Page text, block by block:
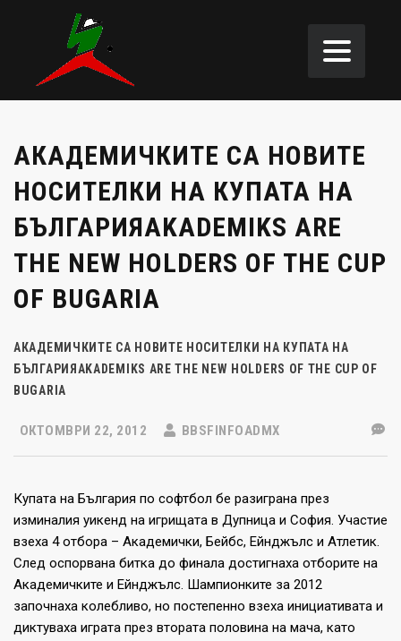
АКАДЕМИЧКИТЕ СА НОВИТЕ
НОСИТЕЛКИ НА КУПАТА НА
БЪЛГАРИЯAKADEMIKS ARE
THE NEW HOLDERS OF THE CUP
OF BUGARIA
АКАДЕМИЧКИТЕ СА НОВИТЕ НОСИТЕЛКИ НА КУПАТА НА
БЪЛГАРИЯ AKADEMIKS ARE THE NEW HOLDERS OF THE CUP OF
BUGARIA
ОКТОМВРИ 22, 2012 BBSFINFOADMX
Купата на България по софтбол бе разиграна през
изминалия уикенд на игрищата в Дупница и София. Участие
взеха 4 отбора – Академички, Бейбс, Ейнджълс и Атлетик.
След оспорвана битка до финала достигнаха отборите на
Академичките и Ейнджълс. Шампионките за 2012
започнаха колебливо, но постепенно взеха инициативата и
диктуваха играта през втората половина на мача, като